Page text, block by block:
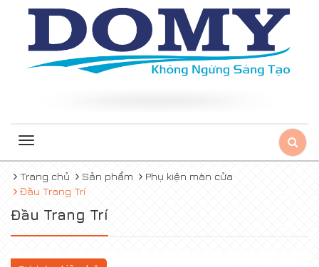
Toggle
Trang chủ
Sản phẩm
Phụ kiện màn cửa
Đầu Trang Trí
Đầu Trang Trí